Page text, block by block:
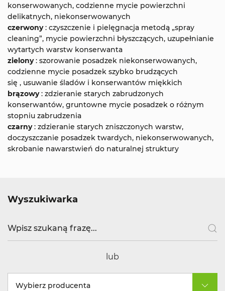
konserwowanych, codzienne mycie powierzchni
delikatnych, niekonserwowanych
czerwony: czyszczenie i pielęgnacja metodą „spray
cleaning”, mycie powierzchni błyszczących, uzupełnianie
wytartych warstw konserwanta
zielony: szorowanie posadzek niekonserwowanych,
codzienne mycie posadzek szybko brudzących
się , usuwanie śladów i konserwantów miękkich
brązowy: zdzieranie starych zabrudzonych
konserwantów, gruntowne mycie posadzek o różnym
stopniu zabrudzenia
czarny: zdzieranie starych zniszczonych warstw,
doczyszczanie posadzek twardych, niekonserwowanych,
skrobanie nawarstwień do naturalnej struktury
Wyszukiwarka
lub
Wybierz producenta